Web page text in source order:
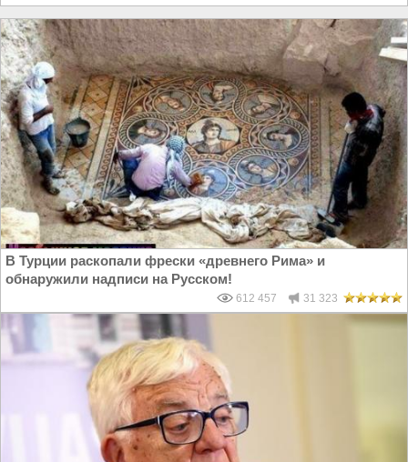
В Турции раскопали фрески «древнего Рима» и
обнаружили надписи на Русском!
612 457 31 323